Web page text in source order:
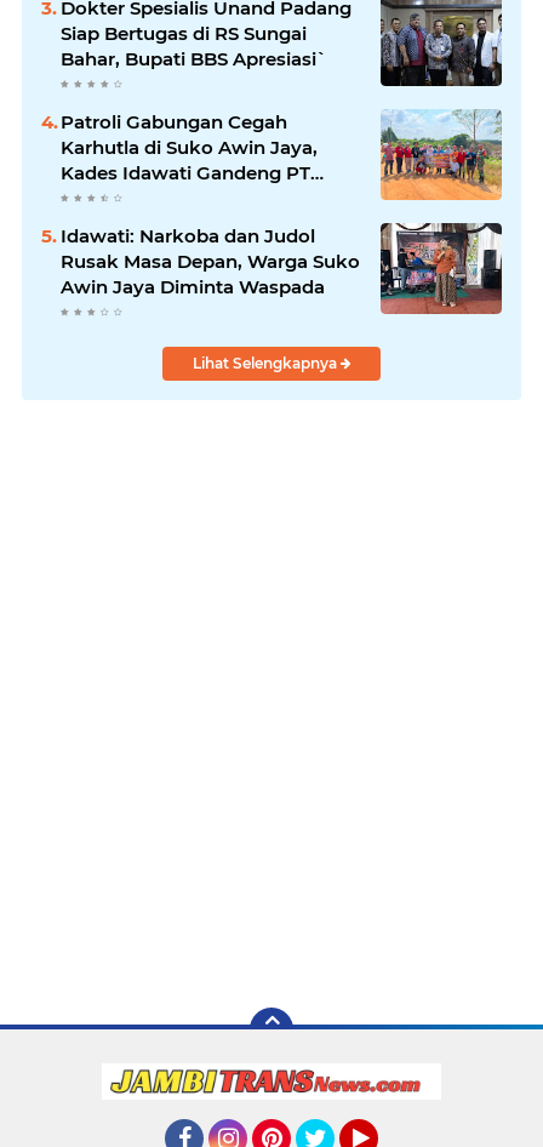
Dokter Spesialis Unand Padang
Siap Bertugas di RS Sungai
Bahar, Bupati BBS Apresiasi`
Patroli Gabungan Cegah
Karhutla di Suko Awin Jaya,
Kades Idawati Gandeng PT
BBB-S, TNI dan BPD
Idawati: Narkoba dan Judol
Rusak Masa Depan, Warga Suko
Awin Jaya Diminta Waspada
Lihat Selengkapnya